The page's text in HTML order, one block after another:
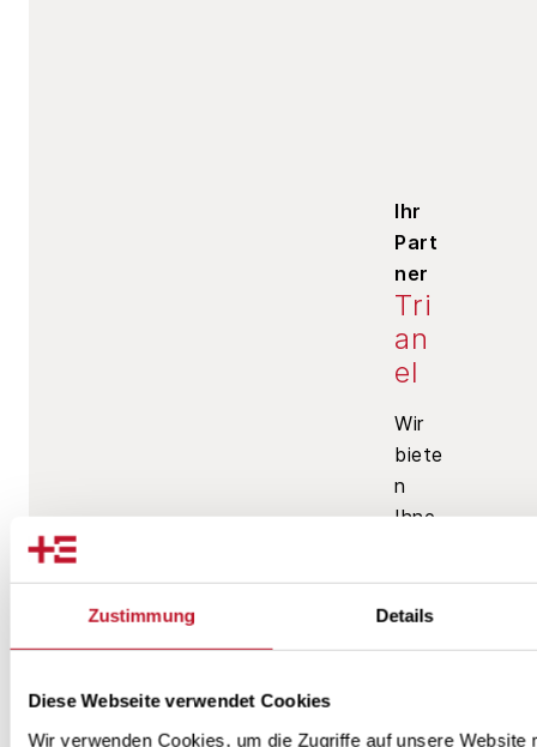
Zustimmung Details
Diese Webseite verwendet Cookies
Wir verwenden Cookies, um die Zugriffe auf unsere Website
Ihr
Part
ner
Tri
an
el
Wir
biete
n
Ihne
U
m
s